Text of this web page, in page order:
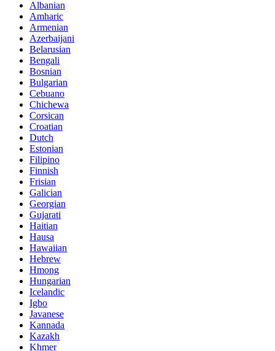
Albanian
Amharic
Armenian
Azerbaijani
Belarusian
Bengali
Bosnian
Bulgarian
Cebuano
Chichewa
Corsican
Croatian
Dutch
Estonian
Filipino
Finnish
Frisian
Galician
Georgian
Gujarati
Haitian
Hausa
Hawaiian
Hebrew
Hmong
Hungarian
Icelandic
Igbo
Javanese
Kannada
Kazakh
Khmer